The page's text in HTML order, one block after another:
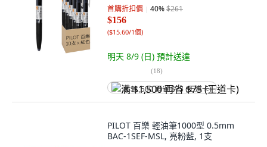
首購折扣價 40%$261
$156
($15.60/1個)
明天 8/9 (日) 預計送達
(18)
满 $1,500 再省 $75 (王道卡)
PILOT 百樂 輕油筆1000型 0.5mm
BAC-1SEF-MSL, 亮粉藍, 1支